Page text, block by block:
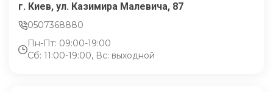
г. Киев, ул. Казимира Малевича, 87
0507368880
Пн-Пт: 09:00-19:00
Сб: 11:00-19:00, Вс: выходной